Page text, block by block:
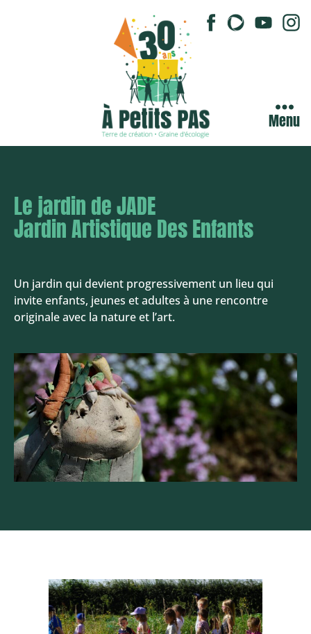
Menu
Le jardin de JADE
Jardin Artistique Des Enfants
Un jardin qui devient progressivement un lieu qui
invite enfants, jeunes et adultes à une rencontre
originale avec la nature et l’art.